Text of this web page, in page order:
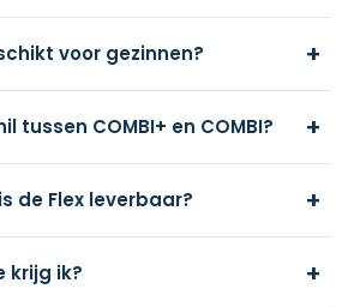
voor gezinnen? +
tussen COMBI+ en COMBI? +
de Flex leverbaar? +
krijg ik? +